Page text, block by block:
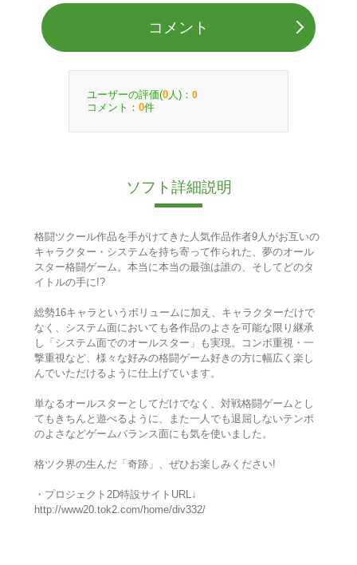
コメント
ユーザーの評価(0 人)： 0
コメント： 0件
ソフト詳細説明
格闘ツクール作品を手がけてきた人気作品作者9人がお互いの
キャラクター・システムを持ち寄って作られた、夢のオール
スター格闘ゲーム。本当に本当の最強は誰の、そしてどのタ
イトルの手に!?
総勢16キャラというボリュームに加え、キャラクターだけで
なく、システム面においても各作品のよさを可能な限り継承
し「システム面でのオールスター」も実現。コンボ重視・一
撃重視など、様々な好みの格闘ゲーム好きの方に幅広く楽し
んでいただけるように仕上げています。
単なるオールスターとしてだけでなく、対戦格闘ゲームとし
てもきちんと遊べるように、また一人でも退屈しないテンポ
のよさなどゲームバランス面にも気を使いました。
格ツク界の生んだ「奇跡」、ぜひお楽しみください!
・プロジェクト2D特設サイトURL↓
http://www20.tok2.com/home/div332/